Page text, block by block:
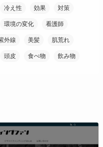
冷え性 効果 対策
環境の変化 看護師
外線 美髪 肌荒れ
頭皮 食べ物 飲み物